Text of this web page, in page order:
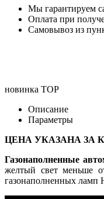
Мы гарантируем
Оплата при
Самовывоз из
новинка TOP
Описание
Параметры
ЦЕНА УКАЗАНА ЗА
Газонаполненные
желтый свет меньше
газонаполненных ламп